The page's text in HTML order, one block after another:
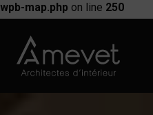
wpb-map.php on line 250